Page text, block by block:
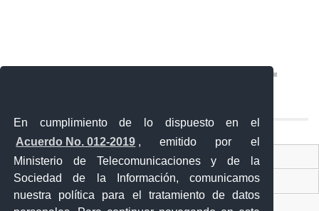
En cumplimiento de lo dispuesto en el
Acuerdo No. 012-2019 , emitido por el
Ministerio de Telecomunicaciones y de la
Sociedad de la Información, comunicamos
nuestra política para el tratamiento de datos
Contacto Ciudadano
Ventanilla Única de Comercio Exterior
Sistema Nacional de Información (SNI)